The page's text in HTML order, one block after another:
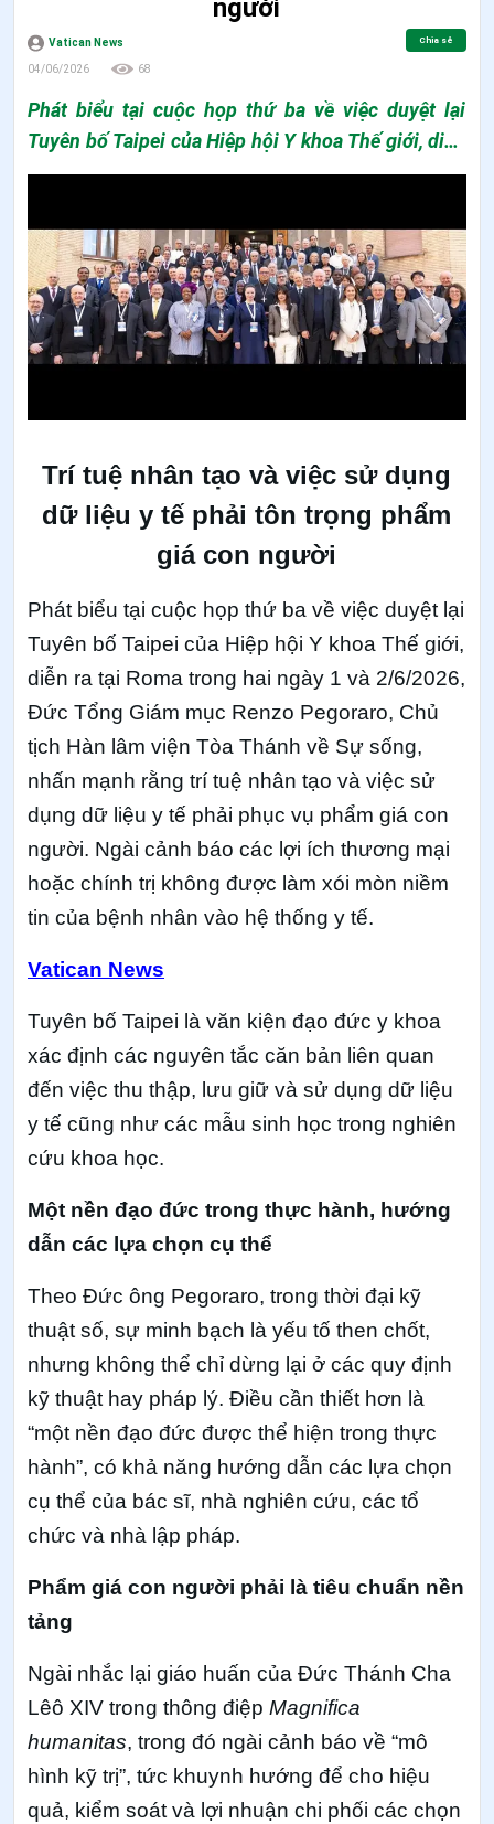
người
Vatican News
04/06/2026 68
Chia sẻ
Phát biểu tại cuộc họp thứ ba về việc duyệt lại
Tuyên bố Taipei của Hiệp hội Y khoa Thế giới, diễn
ra tại Roma trong hai ngày 1 và 2/6/2026, Đức
viện Tòa Thánh về Sự sống, nhấn mạnh rằng trí tuệ
nhân tạo và việc sử dụng dữ liệu y tế phải phục vụ
phẩm giá con người. Ngài cảnh báo các lợi ích
thương mại hoặc chính trị không được làm xói
mòn niềm tin của bệnh nhân vào hệ thống y tế.
Trí tuệ nhân tạo và việc sử dụng
dữ liệu y tế phải tôn trọng phẩm
giá con người
Phát biểu tại cuộc họp thứ ba về việc duyệt lại
Tuyên bố Taipei của Hiệp hội Y khoa Thế giới,
diễn ra tại Roma trong hai ngày 1 và 2/6/2026,
Đức Tổng Giám mục Renzo Pegoraro, Chủ
tịch Hàn lâm viện Tòa Thánh về Sự sống,
nhấn mạnh rằng trí tuệ nhân tạo và việc sử
dụng dữ liệu y tế phải phục vụ phẩm giá con
người. Ngài cảnh báo các lợi ích thương mại
hoặc chính trị không được làm xói mòn niềm
tin của bệnh nhân vào hệ thống y tế.
Vatican News
Tuyên bố Taipei là văn kiện đạo đức y khoa
xác định các nguyên tắc căn bản liên quan
đến việc thu thập, lưu giữ và sử dụng dữ liệu
y tế cũng như các mẫu sinh học trong nghiên
cứu khoa học.
Một nền đạo đức trong thực hành, hướng
dẫn các lựa chọn cụ thể
Theo Đức ông Pegoraro, trong thời đại kỹ
thuật số, sự minh bạch là yếu tố then chốt,
nhưng không thể chỉ dừng lại ở các quy định
kỹ thuật hay pháp lý. Điều cần thiết hơn là
“một nền đạo đức được thể hiện trong thực
hành”, có khả năng hướng dẫn các lựa chọn
cụ thể của bác sĩ, nhà nghiên cứu, các tổ
chức và nhà lập pháp.
Phẩm giá con người phải là tiêu chuẩn nền
tảng
Ngài nhắc lại giáo huấn của Đức Thánh Cha
Lêô XIV trong thông điệp Magnifica
humanitas, trong đó ngài cảnh báo về “mô
hình kỹ trị”, tức khuynh hướng để cho hiệu
quả, kiểm soát và lợi nhuận chi phối các chọn